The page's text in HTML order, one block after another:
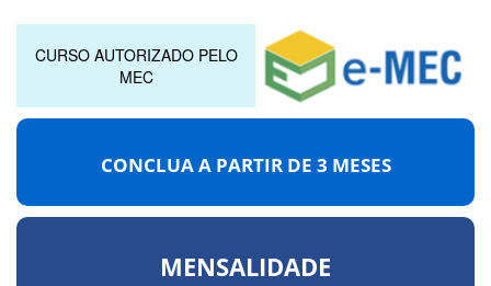
CURSO AUTORIZADO PELO
MEC
CONCLUA A PARTIR DE 3 MESES
MENSALIDADE